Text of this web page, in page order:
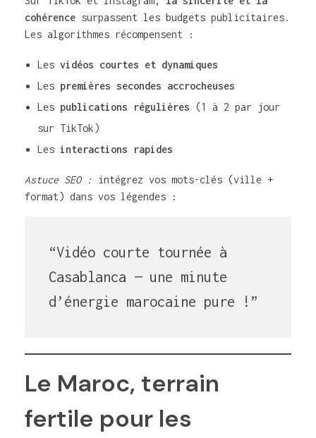
cohérence surpassent les budgets publicitaires.
Les algorithmes récompensent :
Les vidéos courtes et dynamiques
Les premières secondes accrocheuses
Les publications régulières (1 à 2 par jour
sur TikTok)
Les interactions rapides
Astuce SEO :
intégrez vos mots-clés (ville +
format) dans vos légendes :
“Vidéo courte tournée à
Casablanca — une minute
d’énergie marocaine pure !”
Le Maroc, terrain
fertile pour les